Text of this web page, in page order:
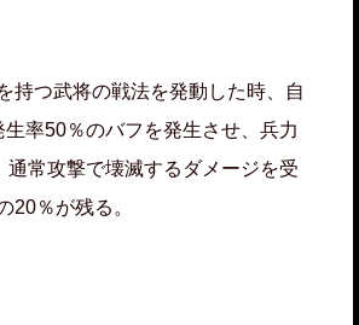
持つ武将の戦法を発動した時、自
率50％のバフを発生させ、兵力
通常攻撃で壊滅するダメージを受
20％が残る。